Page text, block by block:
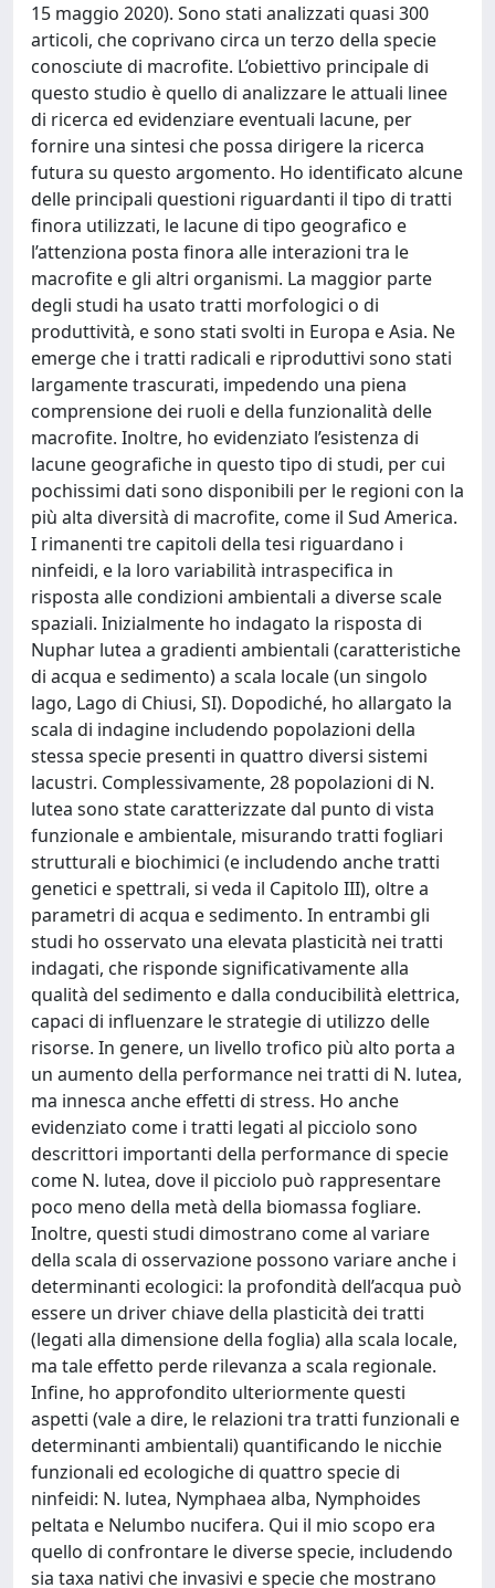
15 maggio 2020). Sono stati analizzati quasi 300
articoli, che coprivano circa un terzo della specie
conosciute di macrofite. L’obiettivo principale di
questo studio è quello di analizzare le attuali linee
di ricerca ed evidenziare eventuali lacune, per
fornire una sintesi che possa dirigere la ricerca
futura su questo argomento. Ho identificato alcune
delle principali questioni riguardanti il tipo di tratti
finora utilizzati, le lacune di tipo geografico e
l’attenziona posta finora alle interazioni tra le
macrofite e gli altri organismi. La maggior parte
degli studi ha usato tratti morfologici o di
produttività, e sono stati svolti in Europa e Asia. Ne
emerge che i tratti radicali e riproduttivi sono stati
largamente trascurati, impedendo una piena
comprensione dei ruoli e della funzionalità delle
macrofite. Inoltre, ho evidenziato l’esistenza di
lacune geografiche in questo tipo di studi, per cui
pochissimi dati sono disponibili per le regioni con la
più alta diversità di macrofite, come il Sud America.
I rimanenti tre capitoli della tesi riguardano i
ninfeidi, e la loro variabilità intraspecifica in
risposta alle condizioni ambientali a diverse scale
spaziali. Inizialmente ho indagato la risposta di
Nuphar lutea a gradienti ambientali (caratteristiche
di acqua e sedimento) a scala locale (un singolo
lago, Lago di Chiusi, SI). Dopodiché, ho allargato la
scala di indagine includendo popolazioni della
stessa specie presenti in quattro diversi sistemi
lacustri. Complessivamente, 28 popolazioni di N.
lutea sono state caratterizzate dal punto di vista
funzionale e ambientale, misurando tratti fogliari
strutturali e biochimici (e includendo anche tratti
genetici e spettrali, si veda il Capitolo III), oltre a
parametri di acqua e sedimento. In entrambi gli
studi ho osservato una elevata plasticità nei tratti
indagati, che risponde significativamente alla
qualità del sedimento e dalla conducibilità elettrica,
capaci di influenzare le strategie di utilizzo delle
risorse. In genere, un livello trofico più alto porta a
un aumento della performance nei tratti di N. lutea,
ma innesca anche effetti di stress. Ho anche
evidenziato come i tratti legati al picciolo sono
descrittori importanti della performance di specie
come N. lutea, dove il picciolo può rappresentare
poco meno della metà della biomassa fogliare.
Inoltre, questi studi dimostrano come al variare
della scala di osservazione possono variare anche i
determinanti ecologici: la profondità dell’acqua può
essere un driver chiave della plasticità dei tratti
(legati alla dimensione della foglia) alla scala locale,
ma tale effetto perde rilevanza a scala regionale.
Infine, ho approfondito ulteriormente questi
aspetti (vale a dire, le relazioni tra tratti funzionali e
determinanti ambientali) quantificando le nicchie
funzionali ed ecologiche di quattro specie di
ninfeidi: N. lutea, Nymphaea alba, Nymphoides
peltata e Nelumbo nucifera. Qui il mio scopo era
quello di confrontare le diverse specie, includendo
sia taxa nativi che invasivi e specie che mostrano